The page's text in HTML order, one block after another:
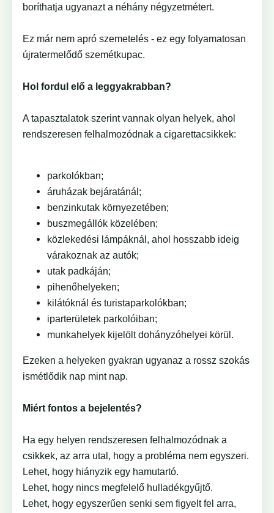
boríthatja ugyanazt a néhány négyzetmétert.
Ez már nem apró szemetelés - ez egy folyamatosan
újratermelődő szemétkupac.
Hol fordul elő a leggyakrabban?
A tapasztalatok szerint vannak olyan helyek, ahol
rendszeresen felhalmozódnak a cigarettacsikkek:
parkolókban;
áruházak bejáratánál;
benzinkutak környezetében;
buszmegállók közelében;
közlekedési lámpáknál, ahol hosszabb ideig
várakoznak az autók;
utak padkáján;
pihenőhelyeken;
kilátóknál és turistaparkolókban;
iparterületek parkolóiban;
munkahelyek kijelölt dohányzóhelyei körül.
Ezeken a helyeken gyakran ugyanaz a rossz szokás
ismétlődik nap mint nap.
Miért fontos a bejelentés?
Ha egy helyen rendszeresen felhalmozódnak a
csikkek, az arra utal, hogy a probléma nem egyszeri.
Lehet, hogy hiányzik egy hamutartó.
Lehet, hogy nincs megfelelő hulladékgyűjtő.
Lehet, hogy egyszerűen senki sem figyelt fel arra,